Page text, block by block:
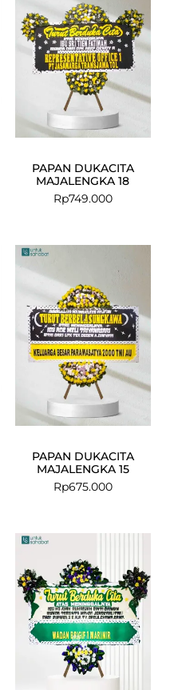
PAPAN DUKACITA
MAJALENGKA 18
Rp749.000
PAPAN DUKACITA
MAJALENGKA 15
Rp675.000